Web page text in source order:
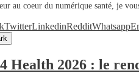
au coeur du numérique santé, je
TwitterLinkedinRedditWhatsapp
Health 2026 : le